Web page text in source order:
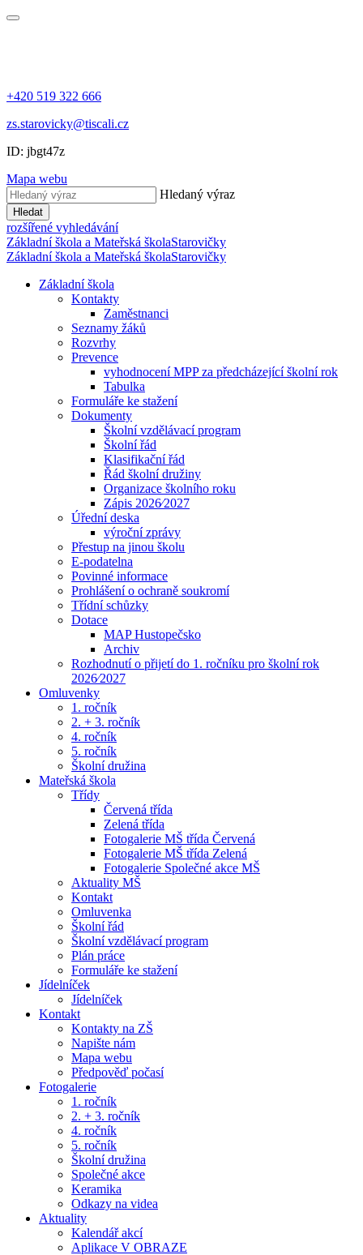
+420 519 322 666
zs.starovicky@tiscali.cz
ID: jbgt47z
Mapa webu
Hledaný výraz
Hledat
rozšířené vyhledávání
Základní škola a Mateřská školaStarovičky
Základní škola a Mateřská školaStarovičky
Základní škola
Kontakty
Zaměstnanci
Seznamy žáků
Rozvrhy
Prevence
vyhodnocení MPP za předcházející školní rok
Tabulka
Formuláře ke stažení
Dokumenty
Školní vzdělávací program
Školní řád
Klasifikační řád
Řád školní družiny
Organizace školního roku
Zápis 2026⁄2027
Úřední deska
výroční zprávy
Přestup na jinou školu
E-podatelna
Povinné informace
Prohlášení o ochraně soukromí
Třídní schůzky
Dotace
MAP Hustopečsko
Archiv
Rozhodnutí o přijetí do 1. ročníku pro školní rok
2026⁄2027
Omluvenky
1. ročník
2. + 3. ročník
4. ročník
5. ročník
Školní družina
Mateřská škola
Třídy
Červená třída
Zelená třída
Fotogalerie MŠ třída Červená
Fotogalerie MŠ třída Zelená
Fotogalerie Společné akce MŠ
Aktuality MŠ
Kontakt
Omluvenka
Školní řád
Školní vzdělávací program
Plán práce
Formuláře ke stažení
Jídelníček
Jídelníček
Kontakt
Kontakty na ZŠ
Napište nám
Mapa webu
Předpověď počasí
Fotogalerie
1. ročník
2. + 3. ročník
4. ročník
5. ročník
Školní družina
Společné akce
Keramika
Odkazy na videa
Aktuality
Kalendář akcí
Aplikace V OBRAZE